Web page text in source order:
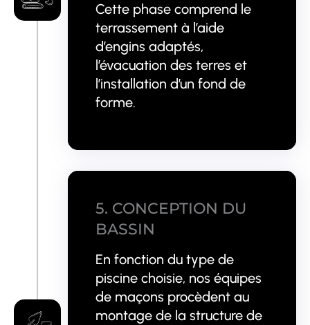
Cette phase comprend le
terrassement à l’aide
d’engins adaptés,
l’évacuation des terres et
l’installation d’un fond de
forme.
5. CONCEPTION DU
BASSIN
En fonction du type de
piscine choisie, nos équipes
de maçons procèdent au
montage de la structure de